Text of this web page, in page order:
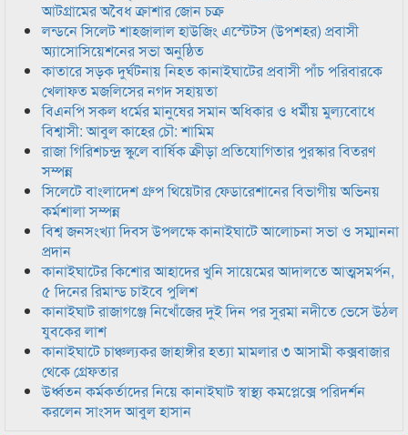
আটগ্রামের অবৈধ ক্রাশার জোন চক্র
লন্ডনে সিলেট শাহজালাল হাউজিং এস্টেটস (উপশহর) প্রবাসী
অ্যাসোসিয়েশনের সভা অনুষ্ঠিত
কাতারে সড়ক দুর্ঘটনায় নিহত কানাইঘাটের প্রবাসী পাঁচ পরিবারকে
খেলাফত মজলিসের নগদ সহায়তা
বিএনপি সকল ধর্মের মানুষের সমান অধিকার ও ধর্মীয় মুল্যবোধে
বিশ্বাসী: আবুল কাহের চৌ: শামিম
রাজা গিরিশচন্দ্র স্কুলে বার্ষিক ক্রীড়া প্রতিযোগিতার পুরস্কার বিতরণ
সম্পন্ন
সিলেটে বাংলাদেশ গ্রুপ থিয়েটার ফেডারেশানের বিভাগীয় অভিনয়
কর্মশালা সম্পন্ন
বিশ্ব জনসংখ্যা দিবস উপলক্ষে কানাইঘাটে আলোচনা সভা ও সম্মাননা
প্রদান
কানাইঘাটের কিশোর আহাদের খুনি সায়েমের আদালতে আত্মসমর্পন,
৫ দিনের রিমান্ড চাইবে পুলিশ
কানাইঘাট রাজাগঞ্জে নিখোঁজের দুই দিন পর সুরমা নদীতে ভেসে উঠল
যুবকের লাশ
কানাইঘাটে চাঞ্চল্যকর জাহাঙ্গীর হত্যা মামলার ৩ আসামী কক্সবাজার
থেকে গ্রেফতার
উর্ধ্বতন কর্মকর্তাদের নিয়ে কানাইঘাট স্বাস্থ্য কমপ্লেক্সে পরিদর্শন
করলেন সাংসদ আবুল হাসান